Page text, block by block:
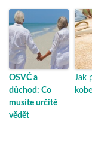
OSVČ a
důchod: Co
musíte určitě
vědět
Jak